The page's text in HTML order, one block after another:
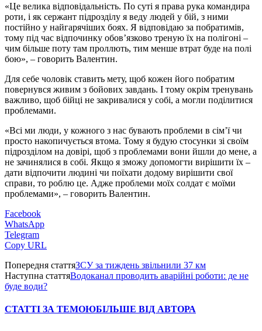
«Це велика відповідальність. По суті я права рука командира
роти, і як сержант підрозділу я веду людей у бій, з ними
постійно у найгарячіших боях. Я відповідаю за побратимів,
тому під час відпочинку обов’язково треную їх на полігоні –
чим більше поту там проллють, тим менше втрат буде на полі
бою», – говорить Валентин.
Для себе чоловік ставить мету, щоб кожен його побратим
повернувся живим з бойових завдань. І тому окрім тренувань
важливо, щоб бійці не закривалися у собі, а могли поділитися
проблемами.
«Всі ми люди, у кожного з нас бувають проблеми в сім’ї чи
просто накопичується втома. Тому я будую стосунки зі своїм
підрозділом на довірі, щоб з проблемами вони йшли до мене, а
не зачинялися в собі. Якщо я зможу допомогти вирішити їх –
дати відпочити людині чи поїхати додому вирішити свої
справи, то роблю це. Адже проблеми моїх солдат є моїми
проблемами», – говорить Валентин.
Facebook
WhatsApp
Telegram
Copy URL
Попередня статтяЗСУ за тиждень звільнили 37 км
Наступна статтяВодоканал проводить аварійні роботи: де не
буде води?
СТАТТІ ЗА ТЕМОЮБІЛЬШЕ ВІД АВТОРА